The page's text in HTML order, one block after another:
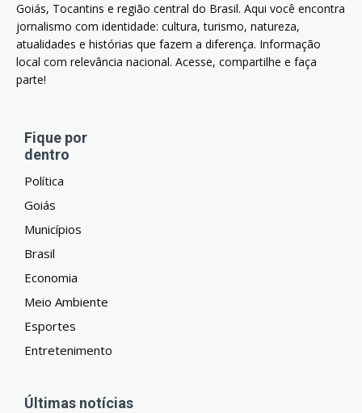
Goiás, Tocantins e região central do Brasil. Aqui você encontra
jornalismo com identidade: cultura, turismo, natureza,
atualidades e histórias que fazem a diferença. Informação
local com relevância nacional. Acesse, compartilhe e faça
parte!
Fique por
dentro
Política
Goiás
Municípios
Brasil
Economia
Meio Ambiente
Esportes
Entretenimento
Últimas notícias